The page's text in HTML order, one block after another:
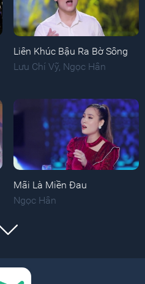
Liên Khúc Bậu Ra Bờ Sông
Lưu Chí Vỹ, Ngọc Hân
Mãi Là Miền Đau
Ngọc Hân